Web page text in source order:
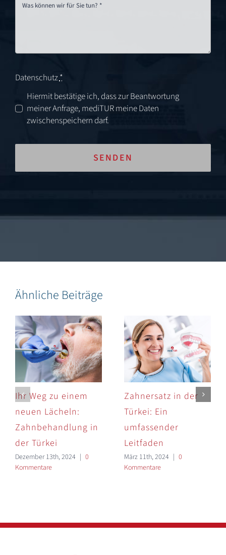
Datenschutz*
Hiermit bestätige ich, dass zur Beantwortung
meiner Anfrage, mediTUR meine Daten
zwischenspeichern darf.
SENDEN
Ähnliche Beiträge
Ihr Weg zu einem
neuen Lächeln:
Zahnbehandlung in
der Türkei
Dezember 13th, 2024 | 0
Kommentare
Zahnersatz in der
Türkei: Ein
umfassender
Leitfaden
März 11th, 2024 | 0
Kommentare